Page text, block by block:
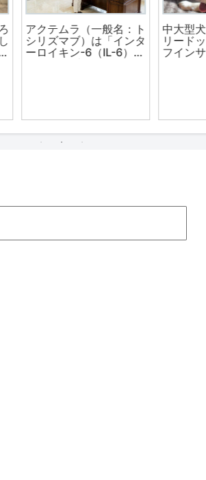
LION FX
はこれ
新車の軽バン専門リース
「箱バン.com」・黒ナ
ン希望者に朗報！